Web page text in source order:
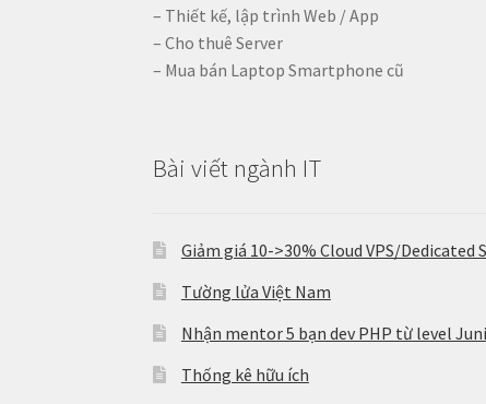
– Thiết kế, lập trình Web / App
– Cho thuê Server
– Mua bán Laptop Smartphone cũ
Bài viết ngành IT
Giảm giá 10->30% Cloud VPS/
Tường lửa Việt Nam
Nhận mentor 5 bạn dev PHP từ level
Thống kê hữu ích